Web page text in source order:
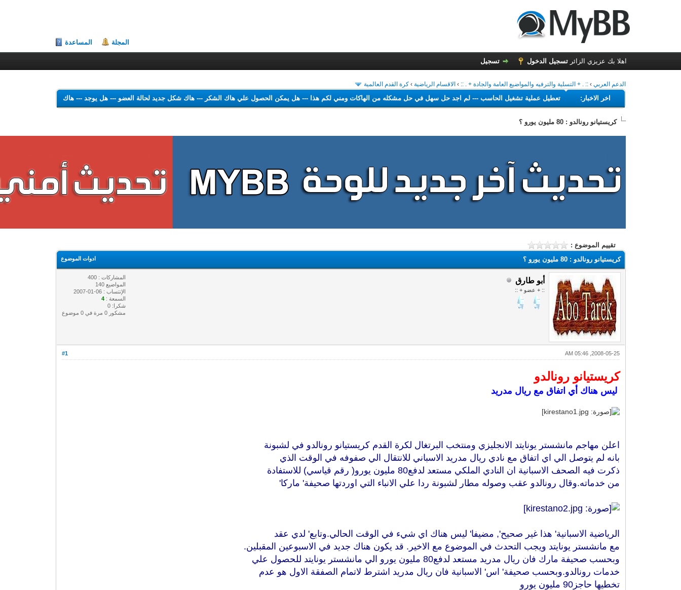
المجلة المساعدة
اهلا بك عزيزي الزائر تسجيل الدخول تسجيل
الدعم العربي ›:: . + التسلية والترفيه والمواضيع العامة والجادة + . :: › الاقسام الرياضية ›كرة القدم العالمية
اخر الاخبار:
---البرامج التي تهدف إلى تعطيل عملية تشغيل الحاسب --- لم اجد حل سهل في حل مشكله من الهاكات ومني لكم هذا ---هل يمكن الحصول علي هاك الشكر---هاك شكل جديد لحالة العضو ---هل يوجد---
كريستيانو رونالدو ‏: ‏80‏ مليون يورو ؟
تقييم الموضوع :
ادوات الموضوع كريستيانو رونالدو ‏: ‏80‏ مليون يورو ؟
أبو طارق
:: + عضو + ::
المشاركات : 400
المواضيع 140
الإنتساب : 06-01-2007
السمعة :4
شكرا: 0
مشكور 0 مرة في 0 موضوع
#1 2008-05-25, 05:46 AM
كريستيانو رونالدو
‏ ليس هناك أي اتفاق مع ريال مدريد
اعلن مهاجم مانشستر يونايتد الانجليزي ومنتخب البرتغال لكرة القدم كريستيانو رونالدو في لشبونة
بانه لم يتوصل الي اي اتفاق مع نادي ريال مدريد الاسباني للانتقال الي صفوفه في الوقت الذي
ذكرت فيه الصحف الاسبانية ان النادي الملكي مستعد لدفع‏80‏ مليون يورو‏(‏ رقم قياسي‏)‏ للاستفادة
من خدماته‏.‏وقال رونالدو عقب وصوله مطار لشبونة ردا علي الانباء التي اوردتها صحيفة‏'‏ ماركا‏'‏
الرياضية الاسبانية‏'‏ هذا غير صحيح‏',‏ مضيفا‏'‏ ليس هناك اي شيء في الوقت الحالي‏.‏وتابع‏'‏ لدي عقد
مع مانشستر يونايتد ويجب التحدث في الموضوع مع الاخير‏.‏ قد يكون هناك جديد في الاسبوعين المقبلين‏.
‏وبحسب صحيفة مارك فان ريال مدريد مستعد لدفع‏80‏ مليون يورو الي مانشستر يونايتد للحصول علي
خدمات رونالدو‏.‏وبحسب صحيفة‏'‏ اس‏'‏ الاسبانية فان ريال مدريد اشترط لاتمام الصفقة الاول هو عدم
تخطيها حاجز‏90‏ مليون يورو